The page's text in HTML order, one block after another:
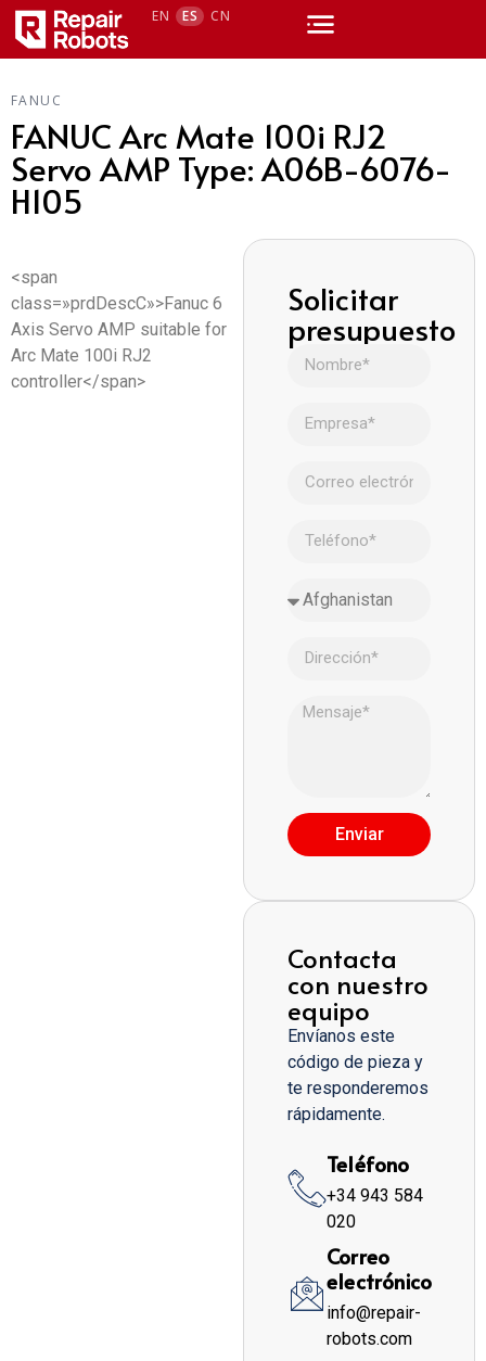
EN ES CN
FANUC
FANUC Arc Mate 100i RJ2
Servo AMP Type: A06B-6076-
H105
<span
class=»prdDescC»>Fanuc 6
Axis Servo AMP suitable for
Arc Mate 100i RJ2
controller</span>
Solicitar
presupuesto
Enviar
Contacta
con nuestro
equipo
Envíanos este
código de pieza y
te responderemos
rápidamente.
Teléfono
+34 943 584
020
Correo
electrónico
info@repair-
robots.com